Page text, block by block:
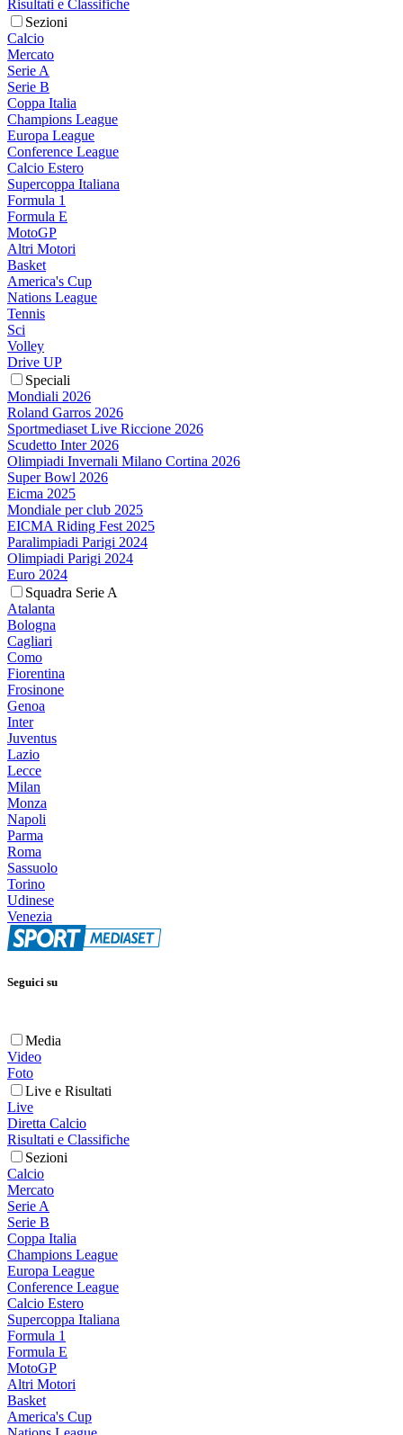
Risultati e Classifiche
Sezioni
Calcio
Mercato
Serie A
Serie B
Coppa Italia
Champions League
Europa League
Conference League
Calcio Estero
Supercoppa Italiana
Formula 1
Formula E
MotoGP
Altri Motori
Basket
America's Cup
Nations League
Tennis
Sci
Volley
Drive UP
Speciali
Mondiali 2026
Roland Garros 2026
Sportmediaset Live Riccione 2026
Scudetto Inter 2026
Olimpiadi Invernali Milano Cortina 2026
Super Bowl 2026
Eicma 2025
Mondiale per club 2025
EICMA Riding Fest 2025
Paralimpiadi Parigi 2024
Olimpiadi Parigi 2024
Euro 2024
Squadra Serie A
Atalanta
Bologna
Cagliari
Como
Fiorentina
Frosinone
Genoa
Inter
Juventus
Lazio
Lecce
Milan
Monza
Napoli
Parma
Roma
Sassuolo
Torino
Udinese
Venezia
Seguici su
Media
Video
Foto
Live e Risultati
Live
Diretta Calcio
Risultati e Classifiche
Sezioni
Calcio
Mercato
Serie A
Serie B
Coppa Italia
Champions League
Europa League
Conference League
Calcio Estero
Supercoppa Italiana
Formula 1
Formula E
MotoGP
Altri Motori
Basket
America's Cup